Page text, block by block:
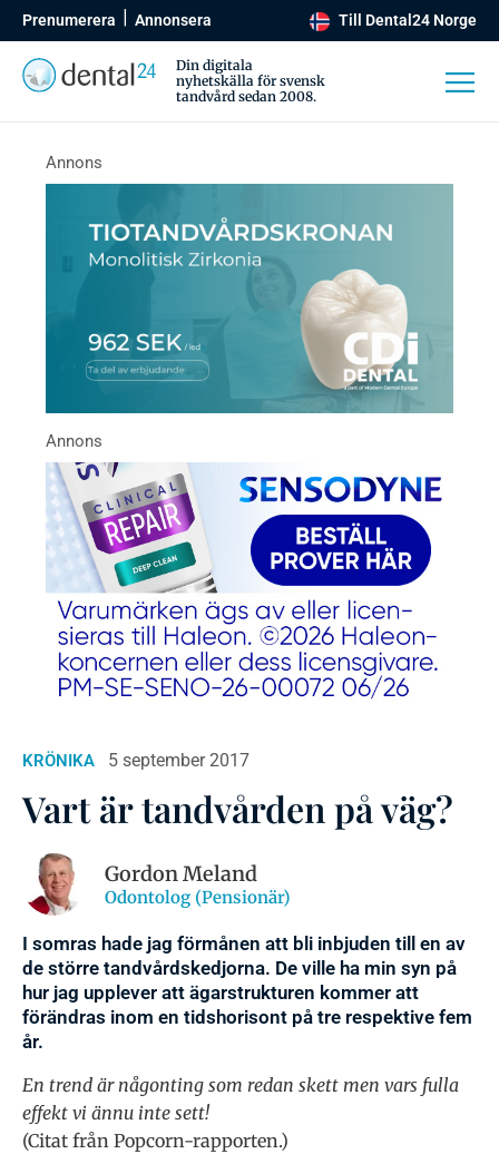
Prenumerera Annonsera Till Dental24 Norge
Din digitala
nyhetskälla för svensk
tandvård sedan 2008.
KRÖNIKA 5 september 2017
Vart är tandvården på väg?
Gordon Meland
Odontolog (Pensionär)
I somras hade jag förmånen att bli inbjuden till en av
de större tandvårdskedjorna. De ville ha min syn på
hur jag upplever att ägarstrukturen kommer att
förändras inom en tidshorisont på tre respektive fem
år.
En trend är någonting som redan skett men vars fulla
effekt vi ännu inte sett!
(Citat från Popcorn-rapporten.)